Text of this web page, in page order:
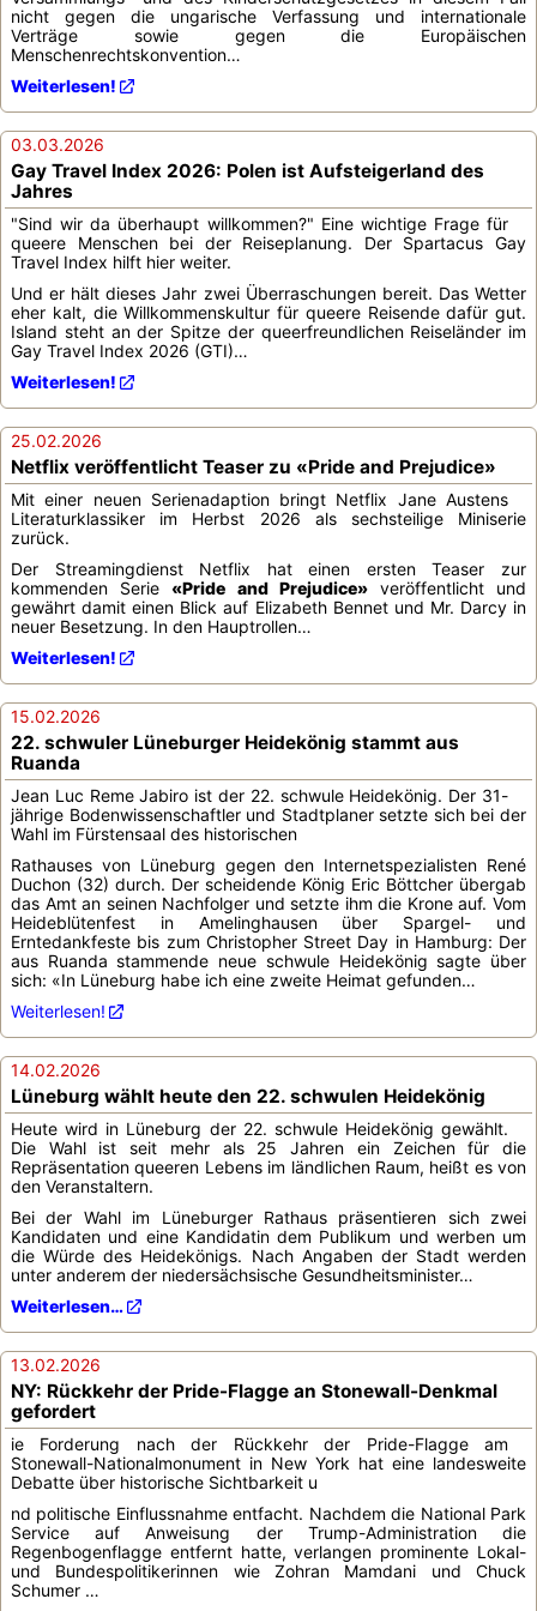
nicht gegen die ungarische Verfassung und internationale
Verträge sowie gegen die Europäischen
Menschenrechtskonvention…
Weiterlesen!
03.03.2026
Gay Travel Index 2026: Polen ist Aufsteigerland des
Jahres
"Sind wir da überhaupt willkommen?" Eine wichtige Frage für
queere Menschen bei der Reiseplanung. Der Spartacus Gay
Travel Index hilft hier weiter.
Und er hält dieses Jahr zwei Überraschungen bereit. Das Wetter
eher kalt, die Willkommenskultur für queere Reisende dafür gut.
Island steht an der Spitze der queerfreundlichen Reiseländer im
Gay Travel Index 2026 (GTI)…
Weiterlesen!
25.02.2026
Netflix veröffentlicht Teaser zu «Pride and Prejudice»
Mit einer neuen Serienadaption bringt Netflix Jane Austens
Literaturklassiker im Herbst 2026 als sechsteilige Miniserie
zurück.
Der Streamingdienst Netflix hat einen ersten Teaser zur
kommenden Serie «Pride and Prejudice»veröffentlicht und
gewährt damit einen Blick auf Elizabeth Bennet und Mr. Darcy in
neuer Besetzung. In den Hauptrollen…
Weiterlesen!
15.02.2026
22. schwuler Lüneburger Heidekönig stammt aus
Ruanda
Jean Luc Reme Jabiro ist der 22. schwule Heidekönig. Der 31-
jährige Bodenwissenschaftler und Stadtplaner setzte sich bei der
Wahl im Fürstensaal des historischen
Rathauses von Lüneburg gegen den Internetspezialisten René
Duchon (32) durch. Der scheidende König Eric Böttcher übergab
das Amt an seinen Nachfolger und setzte ihm die Krone auf. Vom
Heideblütenfest in Amelinghausen über Spargel- und
Erntedankfeste bis zum Christopher Street Day in Hamburg: Der
aus Ruanda stammende neue schwule Heidekönig sagte über
sich: «In Lüneburg habe ich eine zweite Heimat gefunden…
Weiterlesen!
14.02.2026
Lüneburg wählt heute den 22. schwulen Heidekönig
Heute wird in Lüneburg der 22. schwule Heidekönig gewählt.
Die Wahl ist seit mehr als 25 Jahren ein Zeichen für die
Repräsentation queeren Lebens im ländlichen Raum, heißt es von
den Veranstaltern.
Bei der Wahl im Lüneburger Rathaus präsentieren sich zwei
Kandidaten und eine Kandidatin dem Publikum und werben um
die Würde des Heidekönigs. Nach Angaben der Stadt werden
unter anderem der niedersächsische Gesundheitsminister…
Weiterlesen…
13.02.2026
NY: Rückkehr der Pride-Flagge an Stonewall-Denkmal
gefordert
ie Forderung nach der Rückkehr der Pride-Flagge am
Stonewall-Nationalmonument in New York hat eine landesweite
Debatte über historische Sichtbarkeit u
nd politische Einflussnahme entfacht. Nachdem die National Park
Service auf Anweisung der Trump-Administration die
Regenbogenflagge entfernt hatte, verlangen prominente Lokal-
und Bundespolitikerinnen wie Zohran Mamdani und Chuck
Schumer …